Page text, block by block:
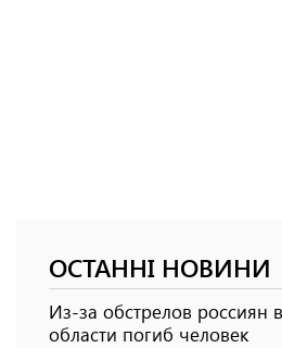
ОСТАННІ НОВИНИ
Из-за обстрелов россиян
области погиб человек